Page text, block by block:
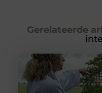
Gerelateerde